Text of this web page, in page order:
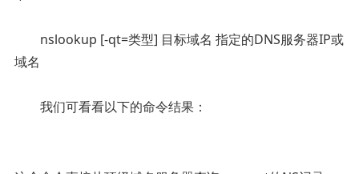
nslookup [-qt=类型] 目标域名 指定的DNS服务器IP或
域名
我们可看看以下的命令结果：